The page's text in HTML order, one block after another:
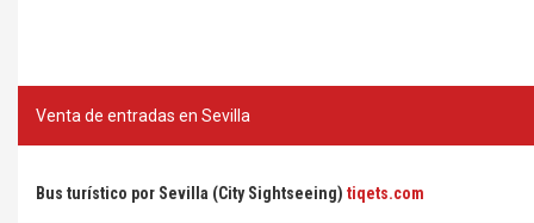
Venta de entradas en Sevilla
Bus turístico por Sevilla (City Sightseeing) tiqets.com